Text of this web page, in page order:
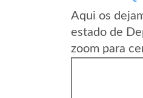
Aqui os
estado de
zoom para